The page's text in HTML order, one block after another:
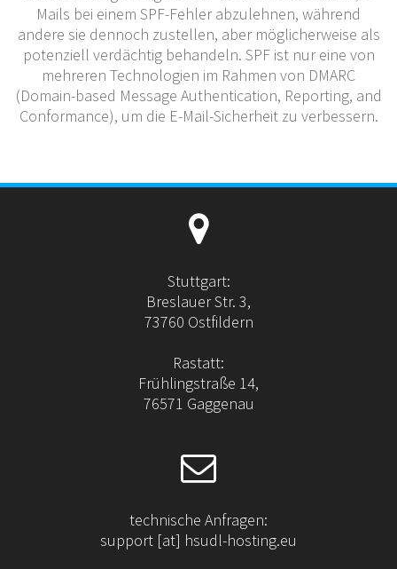
Mails bei einem SPF-Fehler abzulehnen, während
andere sie dennoch zustellen, aber möglicherweise als
potenziell verdächtig behandeln. SPF ist nur eine von
mehreren Technologien im Rahmen von DMARC
(Domain-based Message Authentication, Reporting, and
Conformance), um die E-Mail-Sicherheit zu verbessern.
Stuttgart:
Breslauer Str. 3,
73760 Ostfildern
Rastatt:
Frühlingstraße 14,
76571 Gaggenau
technische Anfragen:
support [at] hsudl-hosting.eu